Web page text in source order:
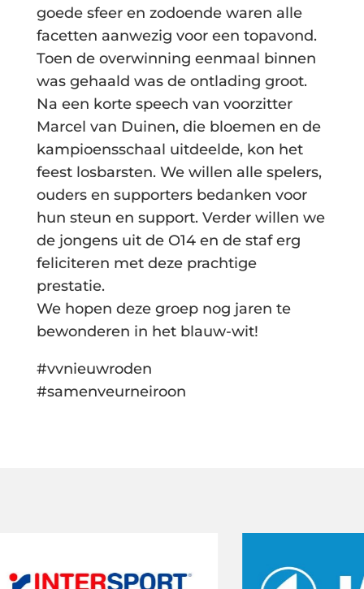
goede sfeer en zodoende waren alle
facetten aanwezig voor een topavond.
Toen de overwinning eenmaal binnen
was gehaald was de ontlading groot.
Na een korte speech van voorzitter
Marcel van Duinen, die bloemen en de
kampioensschaal uitdeelde, kon het
feest losbarsten. We willen alle spelers,
ouders en supporters bedanken voor
hun steun en support. Verder willen we
de jongens uit de O14 en de staf erg
feliciteren met deze prachtige
prestatie.
We hopen deze groep nog jaren te
bewonderen in het blauw-wit!
#vvnieuwroden
#samenveurneiroon